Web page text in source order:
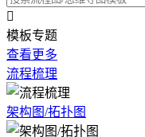

模板专题
查看更多
流程梳理
架构图/拓扑图